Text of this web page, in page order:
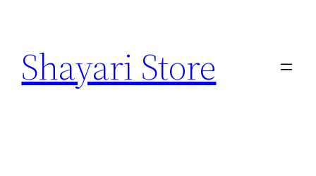
content
Shayari Store